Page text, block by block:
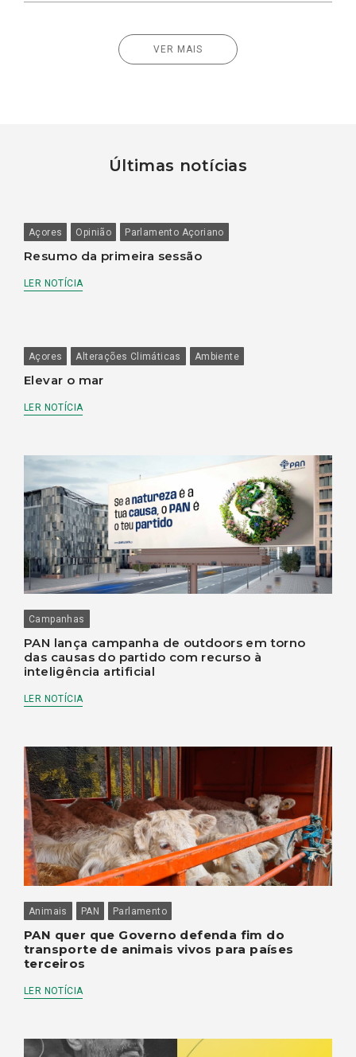
VER MAIS
Últimas notícias
Açores Opinião Parlamento Açoriano
Resumo da primeira sessão
LER NOTÍCIA
Açores Alterações Climáticas Ambiente
Elevar o mar
LER NOTÍCIA
Campanhas
PAN lança campanha de outdoors em torno
das causas do partido com recurso à
inteligência artificial
LER NOTÍCIA
Animais PAN Parlamento
PAN quer que Governo defenda fim do
transporte de animais vivos para países
terceiros
LER NOTÍCIA